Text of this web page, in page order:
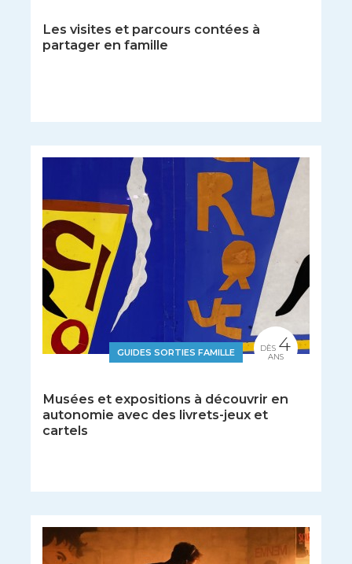
Les visites et parcours contées à
partager en famille
GUIDES SORTIES FAMILLE
Musées et expositions à découvrir en
autonomie avec des livrets-jeux et
cartels
DÈS 4
ANS